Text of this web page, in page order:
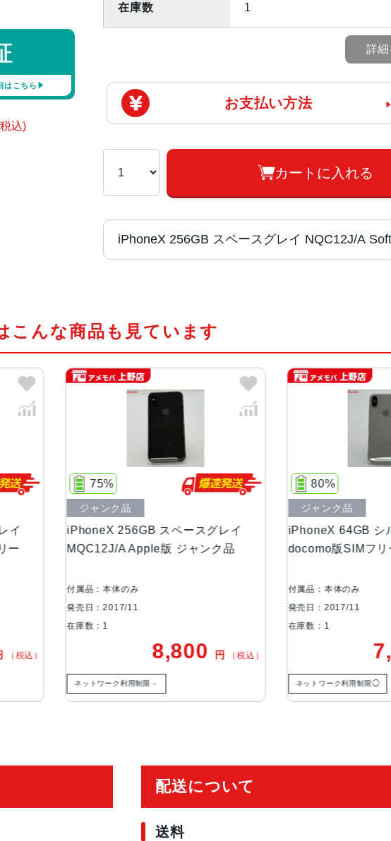
はこちら
込)
在庫数 1
詳細
お支払い方法
カートに入れる
iPhoneX 256GB スペースグレイ NQC12J/A
カラー スペースグレイ、シルバー
容量 64GB、256GB
サイズ・重さ
液晶 5.8インチ(2436ｘ1125)有
アウトカメラ 1,200万画素
生体認証
発売日 2017年11月3日
こんな商品も見ています
iPhoneX 256GB スペースグレイ
MQC12J/A Apple版 ジャンク品
75%
付属品：本体のみ
発売日：2017/11
円 （税込）
ネットワーク利用制限－
iPhoneX 64GB シルバー
docomo版SIMフリー ジャンク
80%
付属品：本体のみ
発売日：2017/11
7,800円
ネットワーク利用制限◯
配送について
送料